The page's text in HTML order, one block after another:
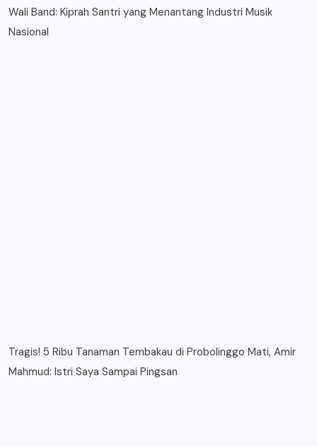
Wali Band: Kiprah Santri yang Menantang Industri Musik
Nasional
Tragis! 5 Ribu Tanaman Tembakau di Probolinggo Mati, Amir
Mahmud: Istri Saya Sampai Pingsan